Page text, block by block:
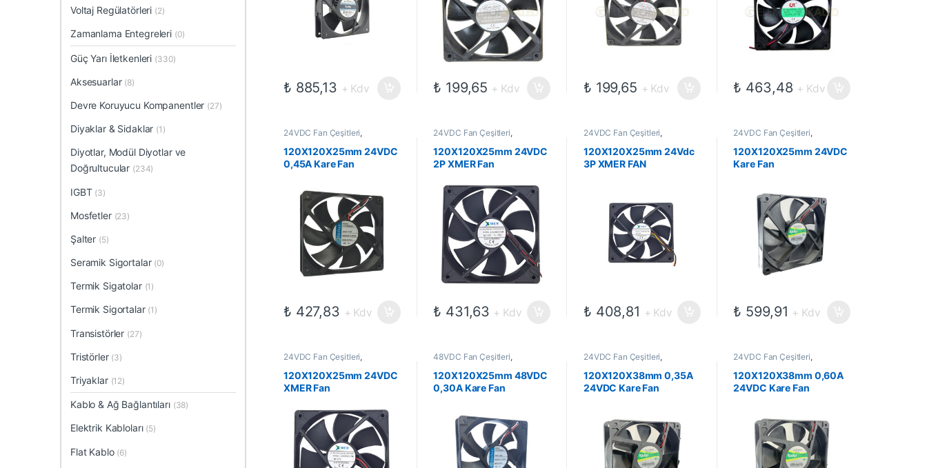
₺ 885,13 + Kdv ₺ 199,65 + Kdv ₺ 199,65 + Kdv ₺ 463,48 + Kdv
24VDC Fan Çeşitleri,
Fanlar
120X120X25mm 24VDC
0,45A Kare Fan
₺ 427,83 + Kdv
24VDC Fan Çeşitleri,
Fanlar
120X120X25mm 24VDC
2P XMER Fan
₺ 431,63 + Kdv
24VDC Fan Çeşitleri,
Fanlar
120X120X25mm 24Vdc
3P XMER FAN
₺ 408,81 + Kdv
24VDC Fan Çeşitleri,
Fanlar
120X120X25mm 24VDC
Kare Fan
₺ 599,91 + Kdv
24VDC Fan Çeşitleri,
Fanlar
120X120X25mm 24VDC
XMER Fan
48VDC Fan Çeşitleri,
Fanlar
120X120X25mm 48VDC
0,30A Kare Fan
24VDC Fan Çeşitleri,
Fanlar
120X120X38mm 0,35A
24VDC Kare Fan
24VDC Fan Çeşitleri,
Fanlar
120X120X38mm 0,60A
24VDC Kare Fan
Voltaj Regülatörleri (2)
Zamanlama Entegreleri (0)
Güç Yarı İletkenleri (330)
Aksesuarlar (8)
Devre Koruyucu Kompanentler (27)
Diyaklar & Sidaklar (1)
Diyotlar, Modül Diyotlar ve
Doğrultucular (234)
IGBT (3)
Mosfetler (23)
Şalter (5)
Seramik Sigortalar (0)
Termik Sigatolar (1)
Termik Sigortalar (1)
Transistörler (27)
Tristörler (3)
Triyaklar (12)
Kablo & Ağ Bağlantıları (38)
Elektrik Kabloları (5)
Flat Kablo (6)